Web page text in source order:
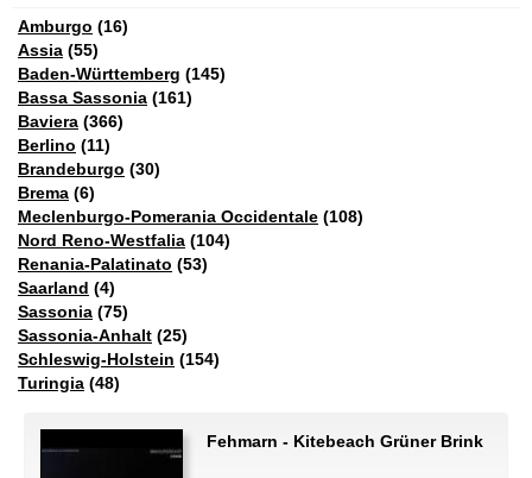
Amburgo (16)
Assia (55)
Baden-Württemberg (145)
Bassa Sassonia (161)
Baviera (366)
Berlino (11)
Brandeburgo (30)
Brema (6)
Meclenburgo-Pomerania Occidentale (108)
Nord Reno-Westfalia (104)
Renania-Palatinato (53)
Saarland (4)
Sassonia (75)
Sassonia-Anhalt (25)
Schleswig-Holstein (154)
Turingia (48)
Fehmarn - Kitebeach Grüner Brink